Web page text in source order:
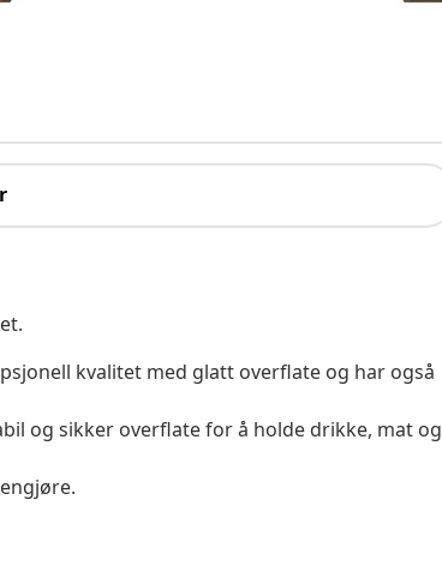
kvalitet med glatt overflate og har også
og sikker overflate for å holde drikke, mat og